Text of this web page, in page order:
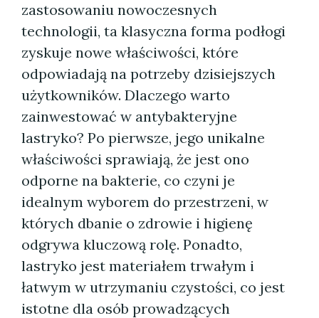
zastosowaniu nowoczesnych
technologii, ta klasyczna forma podłogi
zyskuje nowe właściwości, które
odpowiadają na potrzeby dzisiejszych
użytkowników. Dlaczego warto
zainwestować w antybakteryjne
lastryko? Po pierwsze, jego unikalne
właściwości sprawiają, że jest ono
odporne na bakterie, co czyni je
idealnym wyborem do przestrzeni, w
których dbanie o zdrowie i higienę
odgrywa kluczową rolę. Ponadto,
lastryko jest materiałem trwałym i
łatwym w utrzymaniu czystości, co jest
istotne dla osób prowadzących